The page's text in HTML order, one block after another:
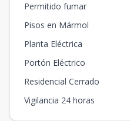
Permitido fumar
Pisos en Mármol
Planta Eléctrica
Portón Eléctrico
Residencial Cerrado
Vigilancia 24 horas